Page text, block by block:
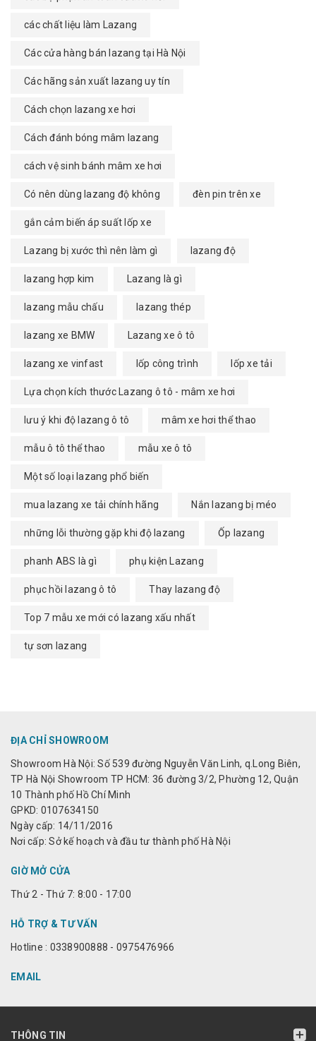
các chất liệu làm Lazang
Các cửa hàng bán lazang tại Hà Nội
Các hãng sản xuất lazang uy tín
Cách chọn lazang xe hơi
Cách đánh bóng mâm lazang
cách vệ sinh bánh mâm xe hơi
Có nên dùng lazang độ không đèn pin trên xe
gắn cảm biến áp suất lốp xe
Lazang bị xước thì nên làm gì lazang độ
lazang hợp kim Lazang là gì
lazang mẫu chấu lazang thép
lazang xe BMW Lazang xe ô tô
lazang xe vinfast lốp công trình lốp xe tải
Lựa chọn kích thước Lazang ô tô - mâm xe hơi
lưu ý khi độ lazang ô tô mâm xe hơi thể thao
mẫu ô tô thể thao mẫu xe ô tô
Một số loại lazang phổ biến
mua lazang xe tải chính hãng Nắn lazang bị méo
những lỗi thường gặp khi độ lazang Ốp lazang
phanh ABS là gì phụ kiện Lazang
phục hồi lazang ô tô Thay lazang độ
Top 7 mẫu xe mới có lazang xấu nhất
tự sơn lazang
ĐỊA CHỈ SHOWROOM
Showroom Hà Nội: Số 539 đường Nguyễn Văn Linh, q.Long Biên,
TP Hà Nội Showroom TP HCM: 36 đường 3/2, Phường 12, Quận
10 Thành phố Hồ Chí Minh
GPKD: 0107634150
Ngày cấp: 14/11/2016
Nơi cấp: Sở kế hoạch và đầu tư thành phố Hà Nội
GIỜ MỞ CỬA
Thứ 2 - Thứ 7: 8:00 - 17:00
HỖ TRỢ & TƯ VẤN
Hotline : 0338900888 - 0975476966
EMAIL
THÔNG TIN